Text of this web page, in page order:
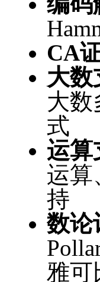
CA
大数
大数
式
运算
运算
持
数论
雅可